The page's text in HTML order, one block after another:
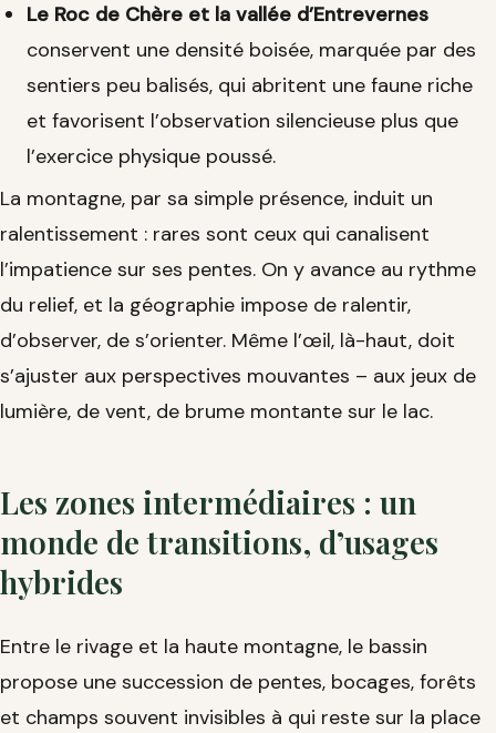
Le Roc de Chère et la vallée d’Entrevernes
conservent une densité boisée, marquée par des
sentiers peu balisés, qui abritent une faune riche
et favorisent l’observation silencieuse plus que
l’exercice physique poussé.
La montagne, par sa simple présence, induit un
ralentissement : rares sont ceux qui canalisent
l’impatience sur ses pentes. On y avance au rythme
du relief, et la géographie impose de ralentir,
d’observer, de s’orienter. Même l’œil, là-haut, doit
s’ajuster aux perspectives mouvantes – aux jeux de
lumière, de vent, de brume montante sur le lac.
Les zones intermédiaires : un
monde de transitions, d’usages
hybrides
Entre le rivage et la haute montagne, le bassin
propose une succession de pentes, bocages, forêts
et champs souvent invisibles à qui reste sur la place